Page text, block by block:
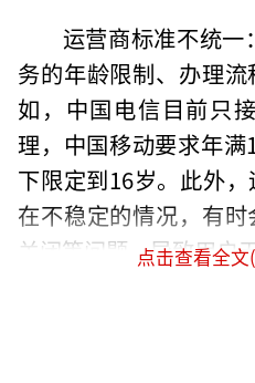
运营商标准不统一
务的年龄限制、办理
如，中国电信目前只
理，中国移动要求年
下限定到16岁。此外
在不稳定的情况，有
关闭等问题，导致用户
点击查看全